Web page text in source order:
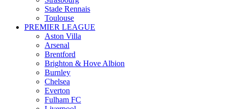
Stade Rennais
Toulouse
PREMIER LEAGUE
Aston Villa
Arsenal
Brentford
Brighton & Hove Albion
Burnley
Chelsea
Everton
Fulham FC